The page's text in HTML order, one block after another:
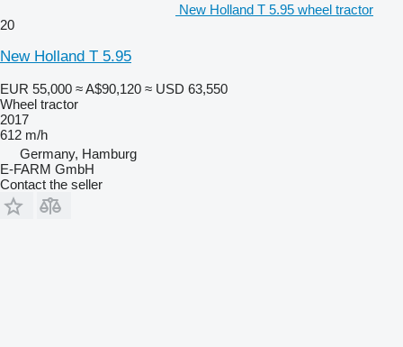
New Holland T 5.95 wheel tractor
20
New Holland T 5.95
EUR 55,000 ≈ A$90,120 ≈ USD 63,550
Wheel tractor
2017
612 m/h
Germany, Hamburg
E-FARM GmbH
Contact the seller